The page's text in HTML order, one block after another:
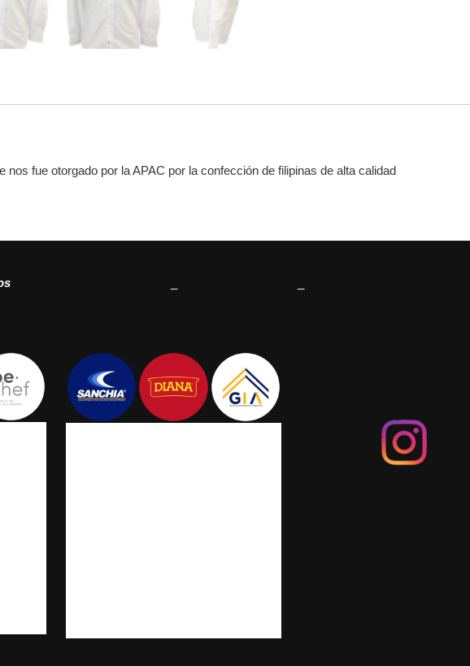
nos fue otorgado por la APAC por la confección de filipinas de alta calidad